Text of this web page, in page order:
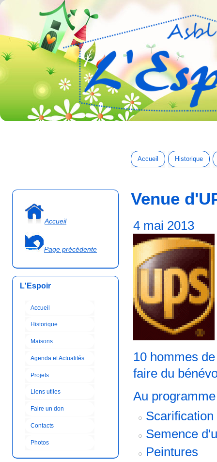
Accueil Historique
Accueil
Page précédente
L'Espoir
Accueil
Historique
Maisons
Agenda et Actualités
Projets
Liens utiles
Faire un don
Contacts
Photos
Venue
4 mai 2013
10 hommes
faire du
Au
Semence
Peintures